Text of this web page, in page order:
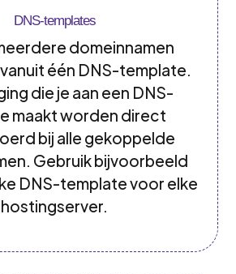
DNS-templates
domeinnamen
één DNS-template.
die je aan een DNS-
maakt worden direct
bij alle gekoppelde
Gebruik bijvoorbeeld
DNS-template voor elke
hostingserver.